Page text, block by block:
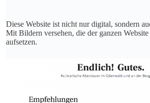
Diese Website ist nicht nur digital, sondern
Mit Bildern versehen, die der ganzen
aufsetzen.